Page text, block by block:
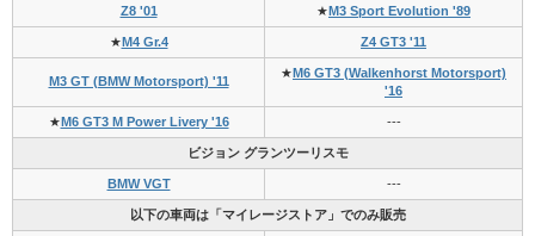
Z8 '01 ★M3 Sport Evolution '89
★M4 Gr.4 Z4 GT3 '11
M3 GT (BMW Motorsport) '11
★M6 GT3 (Walkenhorst Motorsport)
'16
★M6 GT3 M Power Livery '16 ---
ビジョン グランツーリスモ
BMW VGT ---
以下の車両は「マイレージストア」でのみ販売